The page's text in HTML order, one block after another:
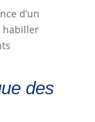
d’un
habiller
des